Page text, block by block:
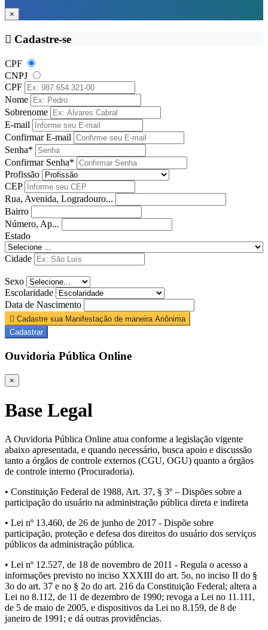
×
Cadastre-se
CPF
CNPJ
CPF
Nome
Sobrenome
E-mail
Confirmar E-mail
Senha*
Confirmar Senha*
Profissão
CEP
Rua, Avenida, Logradouro...
Bairro
Número, Ap...
Estado
Cidade
Sexo
Escolaridade
Data de Nascimento
Cadastre sua Manifestação de maneira Anônima
Cadastrar
Ouvidoria Pública Online
×
Base Legal
A Ouvidoria Pública Online atua conforme a legislação vigente
abaixo apresentada, e quando necessário, busca apoio e discussão
tanto a órgãos de controle externos (CGU, OGU) quanto a órgãos
de controle interno (Procuradoria).
• Constituição Federal de 1988, Art. 37, § 3º – Dispões sobre a
participação do usuário na administração pública direta e indireta
• Lei nº 13.460, de 26 de junho de 2017 - Dispõe sobre
participação, proteção e defesa dos direitos do usuário dos serviços
públicos da administração pública.
• Lei nº 12.527, de 18 de novembro de 2011 - Regula o acesso a
informações previsto no inciso XXXIII do art. 5o, no inciso II do §
3o do art. 37 e no § 2o do art. 216 da Constituição Federal; altera a
Lei no 8.112, de 11 de dezembro de 1990; revoga a Lei no 11.111,
de 5 de maio de 2005, e dispositivos da Lei no 8.159, de 8 de
janeiro de 1991; e dá outras providências.